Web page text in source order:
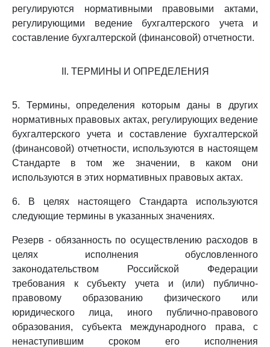
регулируются нормативными правовыми актами,
регулирующими ведение бухгалтерского учета и
составление бухгалтерской (финансовой) отчетности.
II. ТЕРМИНЫ И ОПРЕДЕЛЕНИЯ
5. Термины, определения которым даны в других
нормативных правовых актах, регулирующих ведение
бухгалтерского учета и составление бухгалтерской
(финансовой) отчетности, используются в настоящем
Стандарте в том же значении, в каком они
используются в этих нормативных правовых актах.
6. В целях настоящего Стандарта используются
следующие термины в указанных значениях.
Резерв - обязанность по осуществлению расходов в
целях исполнения обусловленного
законодательством Российской Федерации
требования к субъекту учета и (или) публично-
правовому образованию физического или
юридического лица, иного публично-правового
образования, субъекта международного права, с
ненаступившим сроком его исполнения